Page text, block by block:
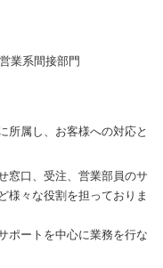
業系間接部門
所属し、お客様への対応と
窓口、受注、営業部員のサ
様々な役割を担っておりま
ポートを中心に業務を行な